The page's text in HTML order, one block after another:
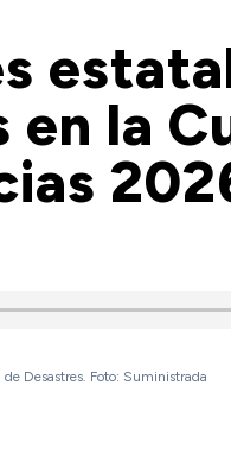
la
Desastres. Foto: Suministrada